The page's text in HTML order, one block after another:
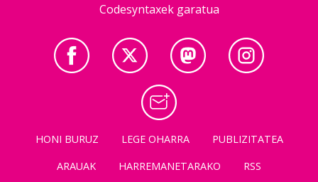
Codesyntaxek garatua
HONI BURUZ LEGE OHARRA
PUBLIZITATEA
ARAUAK
HARREMANETARAKO RSS